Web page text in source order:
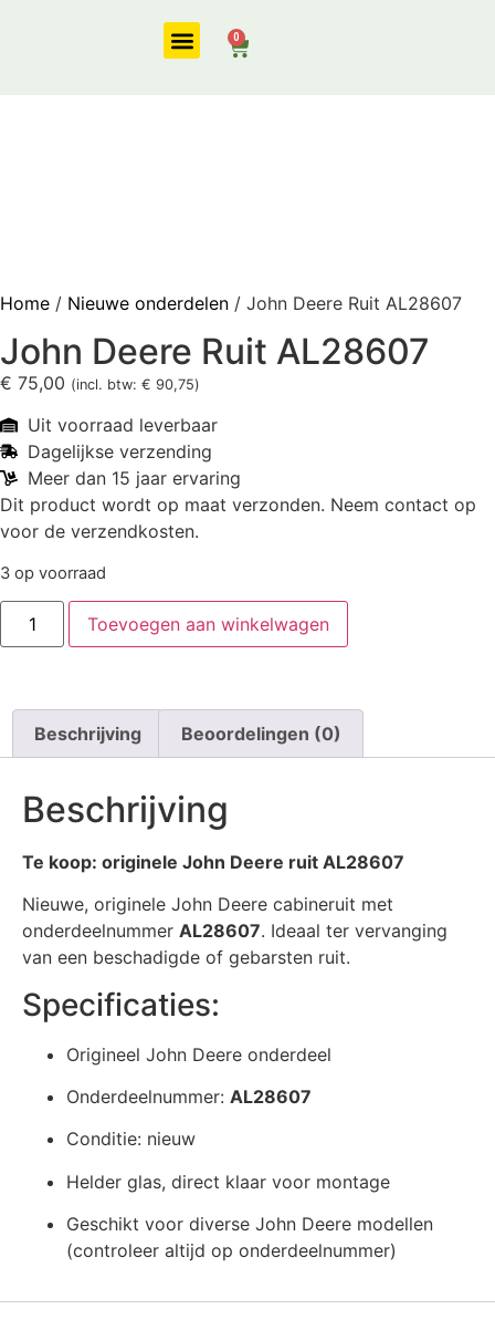
0
Home / Nieuwe onderdelen / John Deere Ruit AL28607
John Deere Ruit AL28607
€ 75,00 (incl. btw: € 90,75)
Uit voorraad leverbaar
Dagelijkse verzending
Meer dan 15 jaar ervaring
Dit product wordt op maat verzonden. Neem contact op
voor de verzendkosten.
3 op voorraad
Toevoegen aan winkelwagen
Beschrijving Beoordelingen (0)
Beschrijving
Te koop: originele John Deere ruit AL28607
Nieuwe, originele John Deere cabine­ruit met
onderdeelnummer AL28607. Ideaal ter vervanging
van een beschadigde of gebarsten ruit.
Specificaties:
Origineel John Deere onderdeel
Onderdeelnummer: AL28607
Conditie: nieuw
Helder glas, direct klaar voor montage
Geschikt voor diverse John Deere modellen
(controleer altijd op onderdeelnummer)